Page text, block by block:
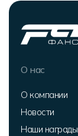
О нас
О компании
Новости
Наши награды